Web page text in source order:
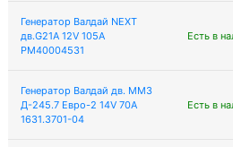
Генератор Валдай NEXT
дв.G21A 12V 105A
PM40004531
Есть в
Генератор Валдай дв. ММЗ
Д-245.7 Евро-2 14V 70A
1631.3701-04
Есть в